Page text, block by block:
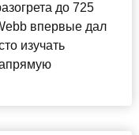
до 725
впервые дал
изучать